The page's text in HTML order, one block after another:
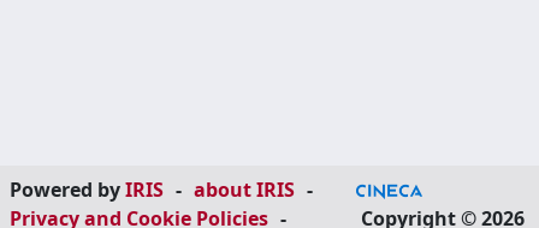
Powered byIRIS - about IRIS -
Privacy and Cookie Policies - Copyright © 2026